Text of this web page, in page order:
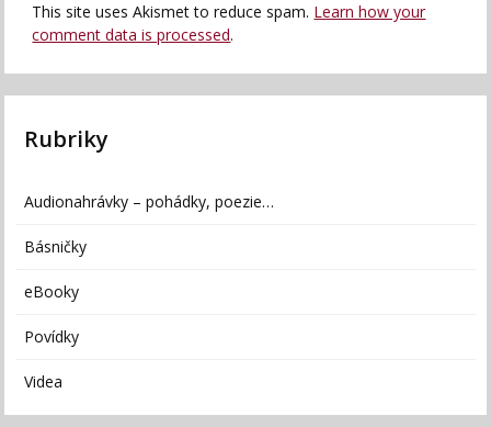
This site uses Akismet to reduce spam. Learn how your
comment data is processed.
Rubriky
Audionahrávky – pohádky, poezie…
Básničky
eBooky
Povídky
Videa